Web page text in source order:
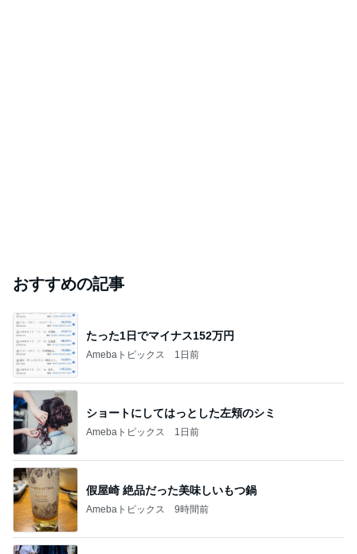
おすすめの記事
たった1日でマイナス152万円
Amebaトピックス 1日前
ショートにしてはっとした左頬のシミ
Amebaトピックス 1日前
假屋崎 絶品だった美味しいもつ鍋
Amebaトピックス 9時間前